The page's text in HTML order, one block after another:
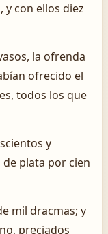
y con ellos diez
la ofrenda
ofrecido el
todos los que
y
plata por cien
mil dracmas; y
preciados